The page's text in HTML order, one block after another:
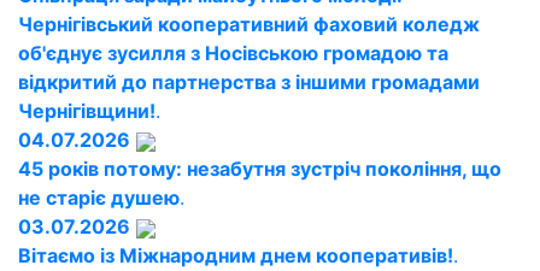
Чернігівський кооперативний фаховий коледж
об'єднує зусилля з Носівською громадою та
відкритий до партнерства з іншими громадами
Чернігівщини!.
04.07.2026
45 років потому: незабутня зустріч покоління, що
не старіє душею.
03.07.2026
Вітаємо із Міжнародним днем кооперативів!.